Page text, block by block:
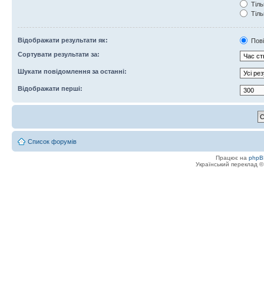
Відображати результати як:
Сортувати результати за:
Шукати повідомлення за останні:
Відображати перші:
Список форумів
Працює на
Український переклад